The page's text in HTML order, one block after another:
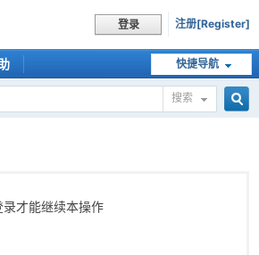
登录 注册[Register]
快捷导航
搜索
才能继续本操作